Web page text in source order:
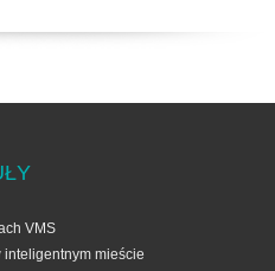
VMS
inteligentnym mieście